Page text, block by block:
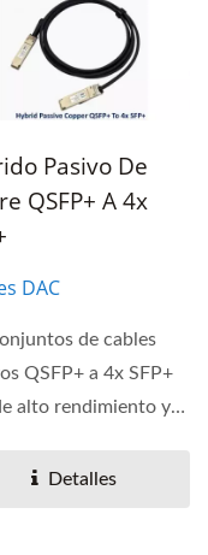
Pasivo De
QSFP+ A 4x
DAC
de cables
QSFP+ a 4x SFP+
alto rendimiento y
Detalles